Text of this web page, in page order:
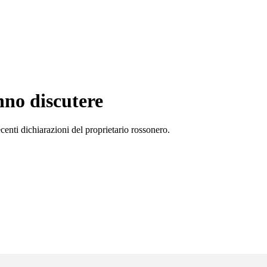
discutere
dichiarazioni del proprietario rossonero.